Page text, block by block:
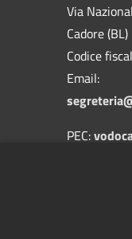
Via
Cadore (BL)
Codice
Email:
PEC: